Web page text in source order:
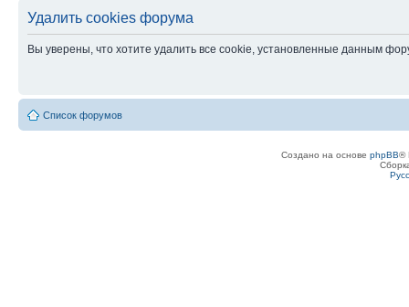
Удалить cookies форума
Вы уверены, что хотите удалить все cookie, установленные данным
Список форумов
Создано на основе phpBB®